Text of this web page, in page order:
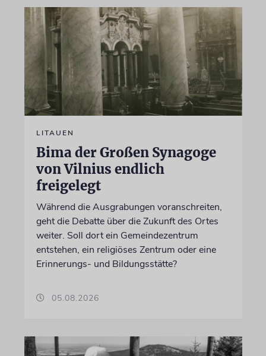
LITAUEN
Bima der Großen Synagoge
von Vilnius endlich
freigelegt
Während die Ausgrabungen voranschreiten,
geht die Debatte über die Zukunft des Ortes
weiter. Soll dort ein Gemeindezentrum
entstehen, ein religiöses Zentrum oder eine
Erinnerungs- und Bildungsstätte?
05.08.2026